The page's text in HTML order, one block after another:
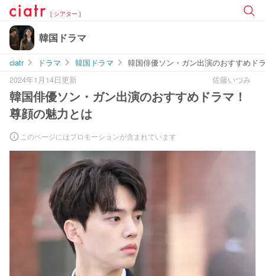
[ シアター ]
韓国ドラマ
ciatr ドラマ 韓国ドラマ
韓国俳優ソン・ガン出演のおすすめド
2024年1月14日更新
佐藤いづみ
韓国俳優ソン・ガン出演のおすすめドラマ！
尊顔の魅力とは
このページにはプロモーションが含まれています